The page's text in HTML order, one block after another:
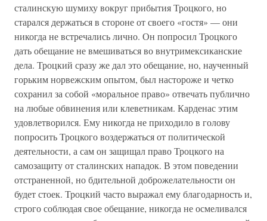
сталинскую шумиху вокруг прибытия Троцкого, но
старался держаться в стороне от своего «гостя» — они
никогда не встречались лично. Он попросил Троцкого
дать обещание не вмешиваться во внутримексиканские
дела. Троцкий сразу же дал это обещание, но, наученный
горьким норвежским опытом, был настороже и четко
сохранил за собой «моральное право» отвечать публично
на любые обвинения или клеветникам. Карденас этим
удовлетворился. Ему никогда не приходило в голову
попросить Троцкого воздержаться от политической
деятельности, а сам он защищал право Троцкого на
самозащиту от сталинских нападок. В этом поведении
отстраненной, но бдительной доброжелательности он
будет стоек. Троцкий часто выражал ему благодарность и,
строго соблюдая свое обещание, никогда не осмеливался